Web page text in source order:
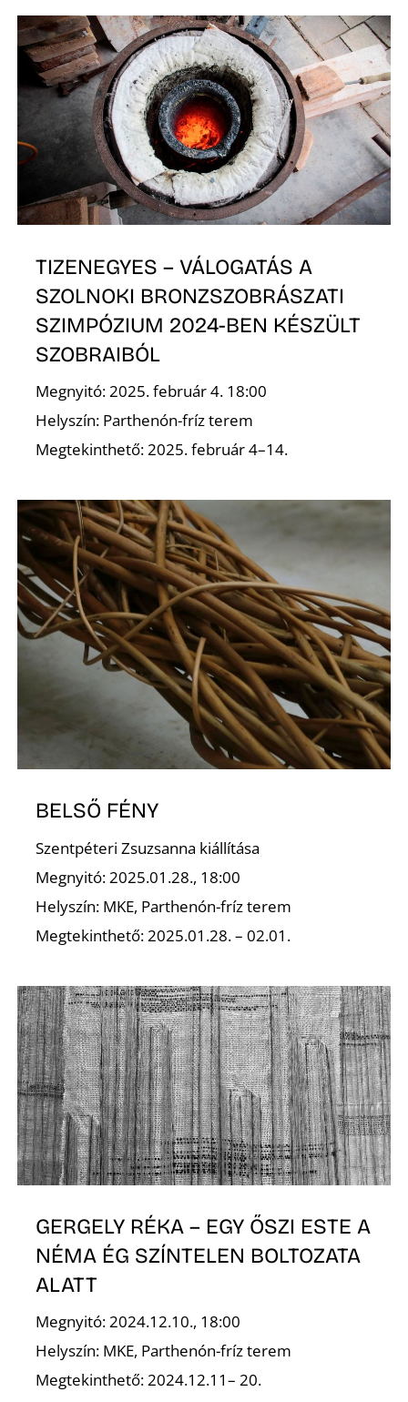
TIZENEGYES – VÁLOGATÁS A
SZOLNOKI BRONZSZOBRÁSZATI
SZIMPÓZIUM 2024-BEN KÉSZÜLT
SZOBRAIBÓL
Megnyitó: 2025. február 4. 18:00
Helyszín: Parthenón-fríz terem
Megtekinthető: 2025. február 4–14.
BELSŐ FÉNY
Szentpéteri Zsuzsanna kiállítása
Megnyitó: 2025.01.28., 18:00
Helyszín: MKE, Parthenón-fríz terem
Megtekinthető: 2025.01.28. – 02.01.
GERGELY RÉKA – EGY ŐSZI ESTE A
NÉMA ÉG SZÍNTELEN BOLTOZATA
ALATT
Megnyitó: 2024.12.10., 18:00
Helyszín: MKE, Parthenón-fríz terem
Megtekinthető: 2024.12.11– 20.